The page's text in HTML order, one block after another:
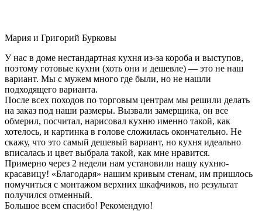
Мария и Григорий Бурковы
У нас в доме нестандартная кухня из-за короба и выступов,
поэтому готовые кухни (хоть они и дешевле) — это не наш
вариант. Мы с мужем много где были, но не нашли
подходящего варианта.
После всех походов по торговым центрам мы решили делать
на заказ под наши размеры. Вызвали замерщика, он все
обмерил, посчитал, нарисовал кухню именно такой, как
хотелось, и картинка в голове сложилась окончательно. Не
скажу, что это самый дешевый вариант, но кухня идеально
вписалась и цвет выбрала такой, как мне нравится.
Примерно через 2 недели нам установили нашу кухню-
красавицу! «Благодаря» нашим кривым стенам, им пришлось
помучиться с монтажом верхних шкафчиков, но результат
получился отменный.
Большое всем спасибо! Рекомендую!